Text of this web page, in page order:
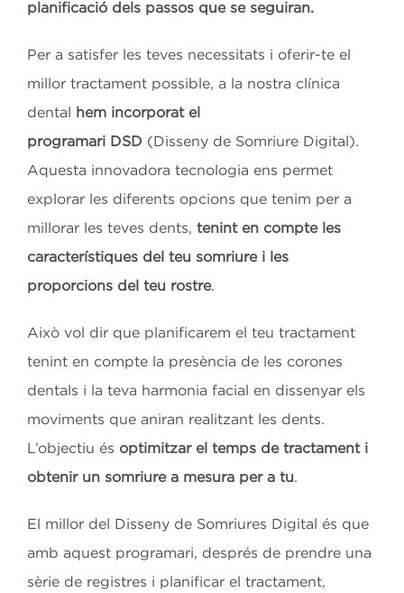
planificació dels passos que se seguiran.
Per a satisfer les teves necessitats i oferir-te el
millor tractament possible, a la nostra clínica
dental hem incorporat el
programari DSD (Disseny de Somriure Digital).
Aquesta innovadora tecnologia ens permet
explorar les diferents opcions que tenim per a
millorar les teves dents, tenint en compte les
característiques del teu somriure i les
proporcions del teu rostre.
Això vol dir que planificarem el teu tractament
tenint en compte la presència de les corones
dentals i la teva harmonia facial en dissenyar els
moviments que aniran realitzant les dents.
L’objectiu és optimitzar el temps de tractament i
obtenir un somriure a mesura per a tu.
El millor del Disseny de Somriures Digital és que
amb aquest programari, després de prendre una
sèrie de registres i planificar el tractament,